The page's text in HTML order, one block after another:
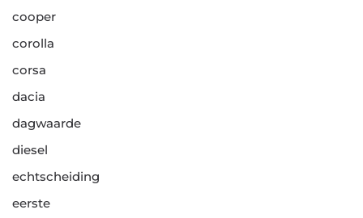
cooper
corolla
corsa
dacia
dagwaarde
diesel
echtscheiding
eerste